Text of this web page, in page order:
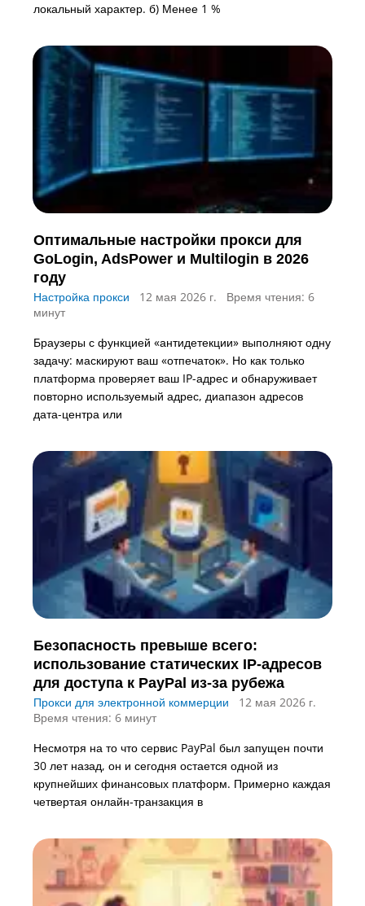
локальный характер. б) Менее 1 %
Оптимальные настройки прокси для
GoLogin, AdsPower и Multilogin в 2026
году
Настройка прокси 12 мая 2026 г.
Время чтения: 6
минут
Браузеры с функцией «антидетекции» выполняют одну
задачу: маскируют ваш «отпечаток». Но как только
платформа проверяет ваш IP-адрес и обнаруживает
повторно используемый адрес, диапазон адресов
дата-центра или
Безопасность превыше всего:
использование статических IP-адресов
для доступа к PayPal из-за рубежа
Прокси для электронной коммерции
12 мая 2026 г.
Время чтения: 6 минут
Несмотря на то что сервис PayPal был запущен почти
30 лет назад, он и сегодня остается одной из
крупнейших финансовых платформ. Примерно каждая
четвертая онлайн-транзакция в